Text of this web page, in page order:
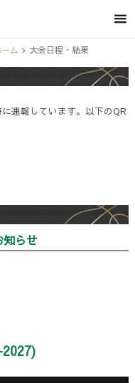
ム > 大会日程・結果
速報しています。以下のQR
知らせ